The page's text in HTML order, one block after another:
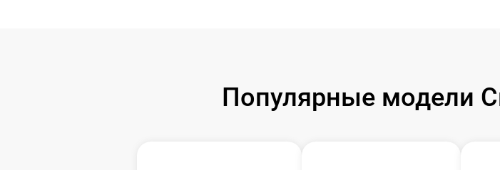
Популярные модели